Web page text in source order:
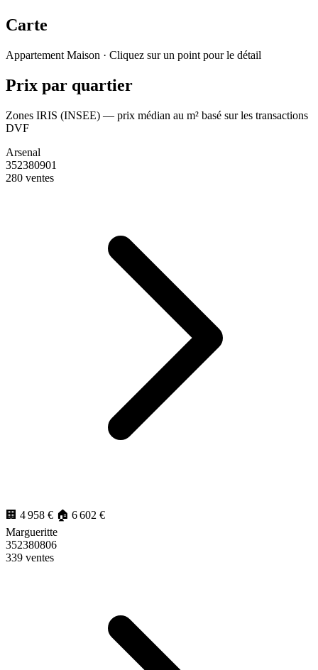
Carte
−
Appartement Maison · Cliquez sur un point pour le détail
Prix par quartier
Zones IRIS (INSEE) — prix médian au m² basé sur les transactions
DVF
Arsenal
352380901
280 ventes
🏢 4 958 € 🏠 6 602 €
Margueritte
352380806
339 ventes